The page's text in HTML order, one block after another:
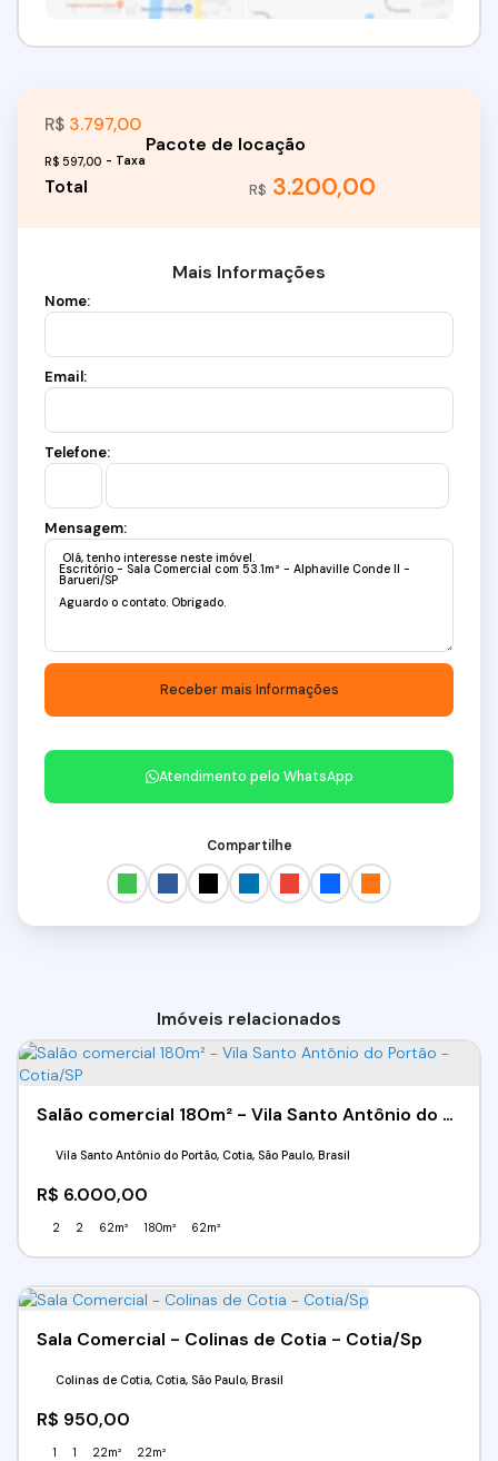
R$ 3.200,00
R$ 597,00
R$ 3.797,00
Mais Informações
Nome:
Email:
Telefone:
Mensagem:
Atendimento pelo WhatsApp
Compartilhe
Imóveis relacionados
Salão comercial 180m² - Vila Santo Antônio do Portão - Cotia/SP
R$ 6.000,00
Vila Santo Antônio do Portão, Cotia, São Paulo, Brasil
2 2 62m² 180m² 62m²
Sala Comercial - Colinas de Cotia - Cotia/Sp
R$ 950,00
Colinas de Cotia, Cotia, São Paulo, Brasil
1 1 22m² 22m²